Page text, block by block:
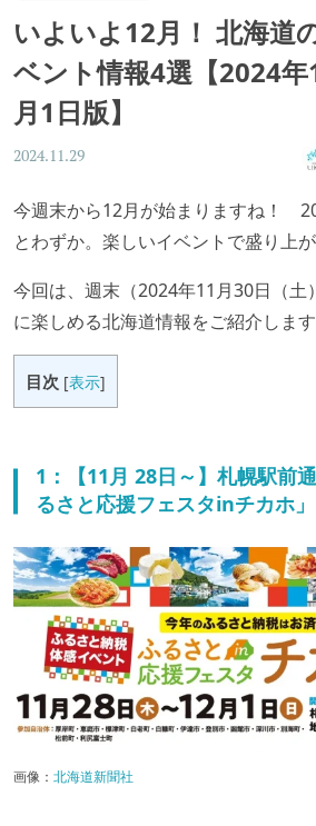
いよいよ12月！ 北海道
ベント情報4選【2024
月1日版】
2024.11.29
今週末から12月が始まりますね！
とわずか。楽しいイベントで盛り上
今回は、週末（2024年11月30日（土
に楽しめる北海道情報をご紹介します
目次 [表示]
1：【11月 28日～】札幌駅前
るさと応援フェスタinチカホ」
画像： 北海道新聞社